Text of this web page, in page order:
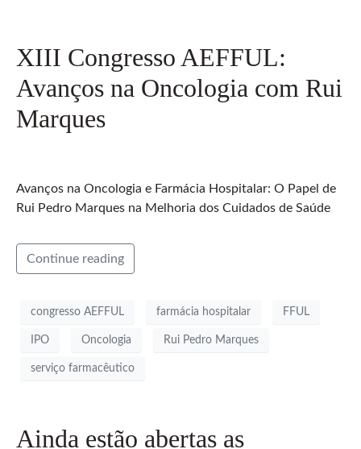
XIII Congresso AEFFUL:
Avanços na Oncologia com Rui
Marques
Avanços na Oncologia e Farmácia Hospitalar: O Papel de
Rui Pedro Marques na Melhoria dos Cuidados de Saúde
Continue reading
congresso AEFFUL farmácia hospitalar FFUL
IPO Oncologia Rui Pedro Marques
serviço farmacêutico
Ainda estão abertas as